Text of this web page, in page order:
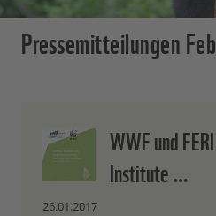
Pressemitteilungen
WWF und
Institute …
26.01.2017